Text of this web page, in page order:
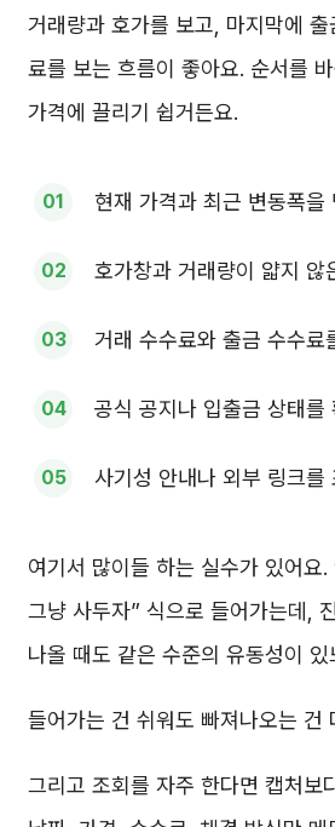
거래량과 호가를 보고, 마지막에
료를 보는 흐름이 좋아요. 순서를
가격에 끌리기 쉽거든요.
현재 가격과 최근 변동폭을
호가창과 거래량이 얇지 않
거래 수수료와 출금 수수료
공식 공지나 입출금 상태를
사기성 안내나 외부 링크를
여기서 많이들 하는 실수가 있어요.
그냥 사두자” 식으로 들어가는데,
나올 때도 같은 수준의 유동성이 있
들어가는 건 쉬워도 빠져나오는 건
그리고 조회를 자주 한다면 캡처보